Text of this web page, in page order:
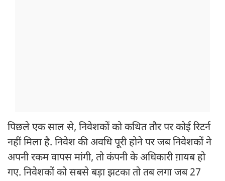
पिछले एक साल से, निवेशकों को कथित तौर पर कोई रिटर्न
नहीं मिला है. निवेश की अवधि पूरी होने पर जब निवेशकों ने
अपनी रकम वापस मांगी, तो कंपनी के अधिकारी ग़ायब हो
गए. निवेशकों को सबसे बड़ा झटका तो तब लगा जब 27